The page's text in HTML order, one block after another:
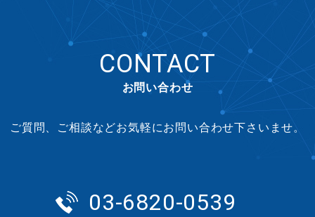
CONTACT
お問い合わせ
ご質問、ご相談などお気軽にお問い合わせ下さいませ。
03-6820-0539